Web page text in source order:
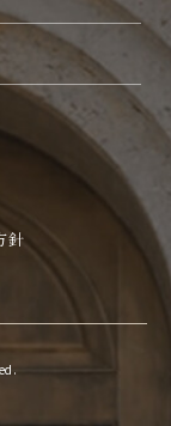
針